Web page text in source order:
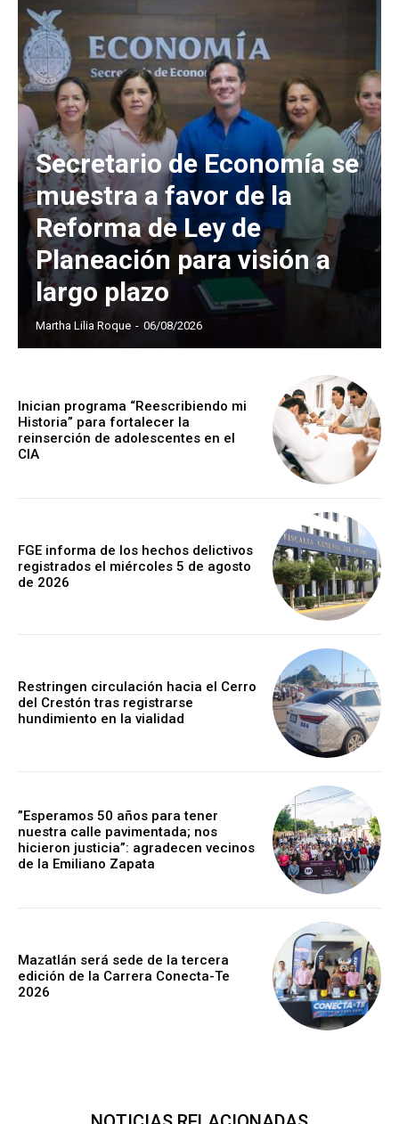
Secretario de Economía se
muestra a favor de la
Reforma de Ley de
Planeación para visión a
largo plazo
Martha Lilia Roque - 06/08/2026
Inician programa “Reescribiendo mi
Historia” para fortalecer la
reinserción de adolescentes en el
CIA
FGE informa de los hechos delictivos
registrados el miércoles 5 de agosto
de 2026
Restringen circulación hacia el Cerro
del Crestón tras registrarse
hundimiento en la vialidad
”Esperamos 50 años para tener
nuestra calle pavimentada; nos
hicieron justicia”: agradecen vecinos
de la Emiliano Zapata
Mazatlán será sede de la tercera
edición de la Carrera Conecta-Te
2026